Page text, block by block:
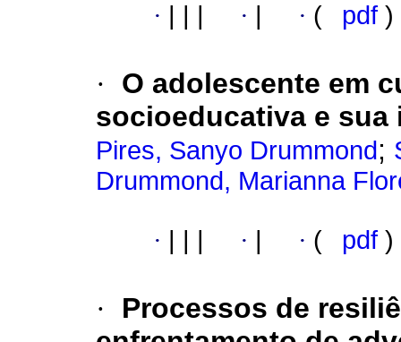
· · · ( pdf )
·
O adolescente em
socioeducativa e sua
Pires, Sanyo Drummond ;
Drummond, Marianna
· · · ( pdf )
·
Processos de